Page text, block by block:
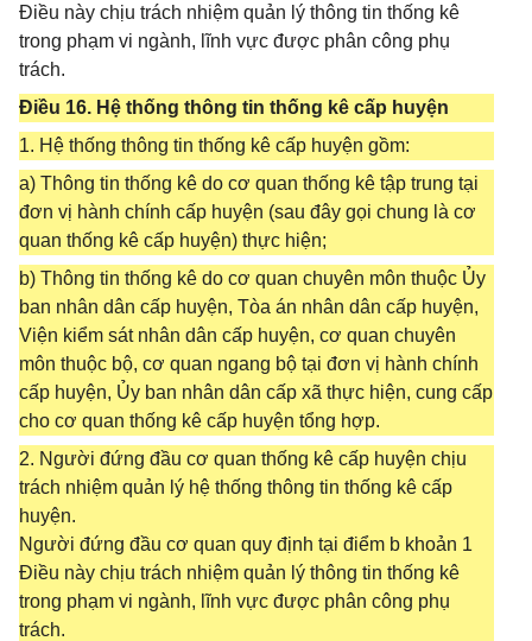
Điều này chịu trách nhiệm quản lý thông tin thống kê
trong phạm vi ngành, lĩnh vực được phân công phụ
trách.
Điều 16. Hệ thống thông tin thống kê cấp huyện
1. Hệ thống thông tin thống kê cấp huyện gồm:
a) Thông tin thống kê do cơ quan thống kê tập trung tại
đơn vị hành chính cấp huyện (sau đây gọi chung là cơ
quan thống kê cấp huyện) thực hiện;
b) Thông tin thống kê do cơ quan chuyên môn thuộc Ủy
ban nhân dân cấp huyện, Tòa án nhân dân cấp huyện,
Viện kiểm sát nhân dân cấp huyện, cơ quan chuyên
môn thuộc bộ, cơ quan ngang bộ tại đơn vị hành chính
cấp huyện, Ủy ban nhân dân cấp xã thực hiện, cung cấp
cho cơ quan thống kê cấp huyện tổng hợp.
2. Người đứng đầu cơ quan thống kê cấp huyện chịu
trách nhiệm quản lý hệ thống thông tin thống kê cấp
huyện.
Người đứng đầu cơ quan quy định tại điểm b khoản 1
Điều này chịu trách nhiệm quản lý thông tin thống kê
trong phạm vi ngành, lĩnh vực được phân công phụ
trách.